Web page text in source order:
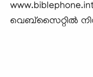
വെബ്‌സൈറ്റില്‍